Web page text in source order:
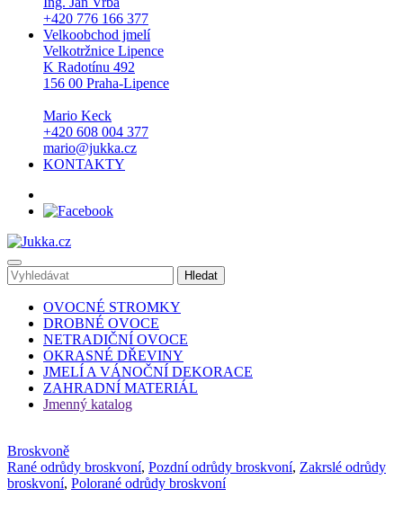
+420 776 166 377
Velkoobchod jmelí
Velkotržnice Lipence
K Radotínu 492
156 00 Praha-Lipence
Mario Keck
+420 608 004 377
mario@jukka.cz
KONTAKTY
OVOCNÉ STROMKY
DROBNÉ OVOCE
NETRADIČNÍ OVOCE
OKRASNÉ DŘEVINY
JMELÍ A VÁNOČNÍ DEKORACE
ZAHRADNÍ MATERIÁL
Jmenný katalog
Broskvoně
Rané odrůdy broskvoní, Pozdní odrůdy broskvoní, Zakrslé odrůdy
broskvoní, Polorané odrůdy broskvoní